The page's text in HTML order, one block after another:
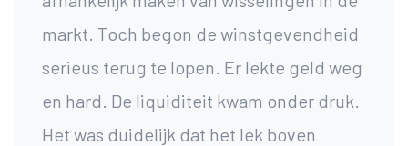
markt. Toch begon de winstgevendheid
serieus terug te lopen. Er lekte geld weg
en hard. De liquiditeit kwam onder druk.
Het was duidelijk dat het lek boven